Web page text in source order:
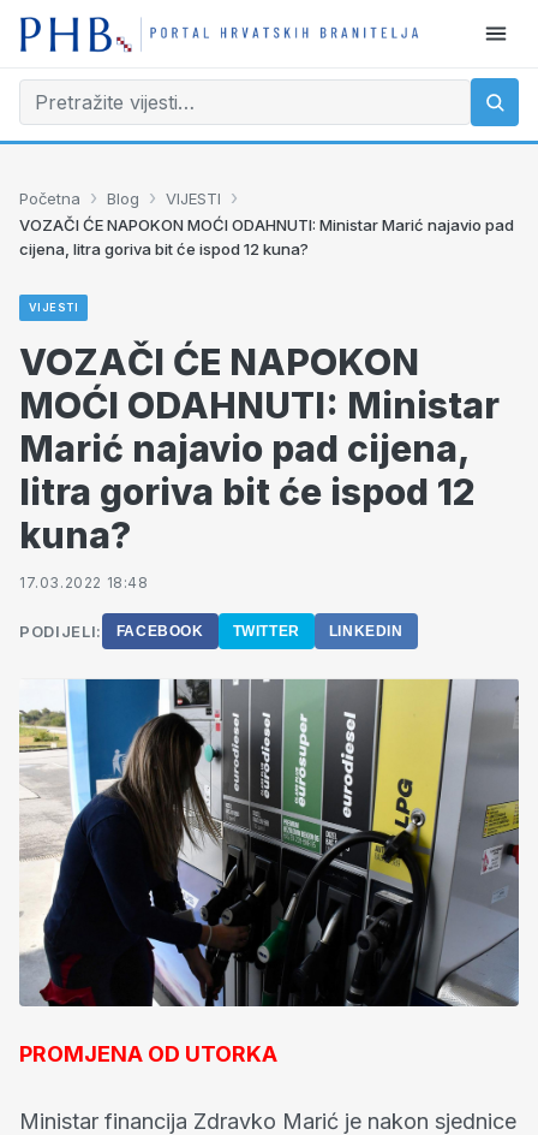
Početna › Blog › VIJESTI ›
VOZAČI ĆE NAPOKON MOĆI ODAHNUTI: Ministar Marić najavio pad
cijena, litra goriva bit će ispod 12 kuna?
VIJESTI
VOZAČI ĆE NAPOKON
MOĆI ODAHNUTI: Ministar
Marić najavio pad cijena,
litra goriva bit će ispod 12
kuna?
17.03.2022 18:48
PODIJELI: FACEBOOK TWITTER LINKEDIN
PROMJENA OD UTORKA
Ministar financija Zdravko Marić je nakon sjednice